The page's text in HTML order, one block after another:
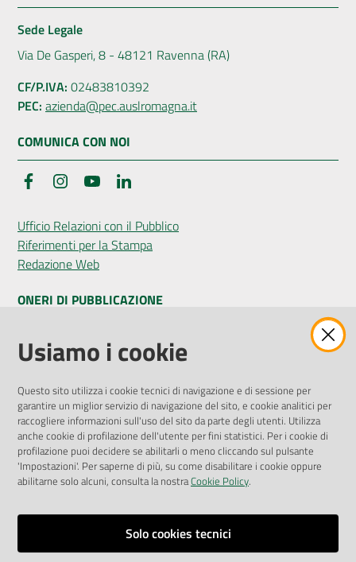
Sede Legale
Via De Gasperi, 8 - 48121 Ravenna (RA)
CF/P.IVA: 02483810392
PEC: azienda@pec.auslromagna.it
COMUNICA CON NOI
FacebookInstagramYouTube
Ufficio Relazioni con il Pubblico
Riferimenti per la Stampa
Redazione Web
ONERI DI PUBBLICAZIONE
Amministrazione Trasparente
Pubblicità legale
Privacy Policy
Attuazione Misure PNRR
Liste di Attesa
ENTI, IMPRESE E PARTNER
Fatturazione Elettronica
Richiesta Patrocinio
Usiamo i cookie
Questo sito utilizza i cookie tecnici di navigazione e di sessione per
garantire un miglior servizio di navigazione del sito, e cookie analitici per
raccogliere informazioni sull'uso del sito da parte degli utenti. Utilizza
anche cookie di profilazione dell'utente per fini statistici. Per i cookie di
profilazione puoi decidere se abilitarli o meno cliccando sul pulsante
'Impostazioni'. Per saperne di più, su come disabilitare i cookie oppure
abilitarne solo alcuni, consulta la nostraCookie Policy.
Solo cookies tecnici